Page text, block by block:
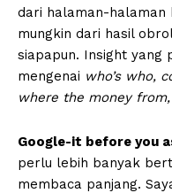
dari halaman-halaman
mungkin dari hasil
siapapun. Insight yang
mengenai who’s who,
where the money
Google-it before you
perlu lebih banyak
membaca panjang.